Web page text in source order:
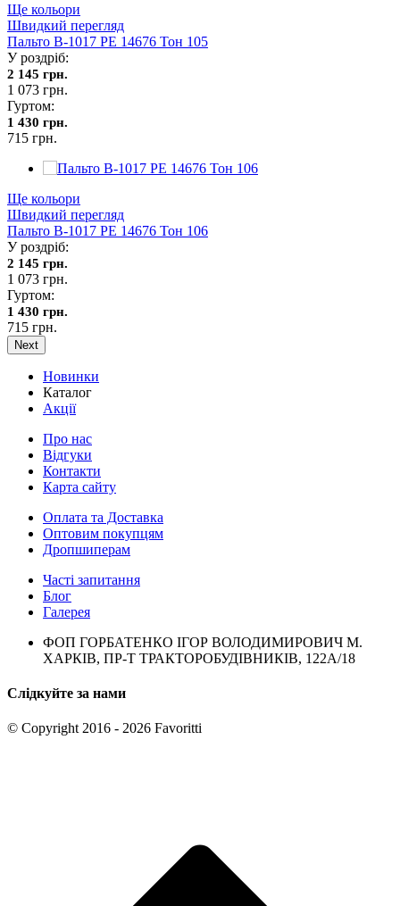
Ще кольори
Швидкий перегляд
Пальто В-1017 PE 14676 Тон 105
У роздріб:
2 145 грн.
1 073 грн.
Гуртом:
1 430 грн.
715 грн.
Ще кольори
Швидкий перегляд
Пальто В-1017 PE 14676 Тон 106
У роздріб:
2 145 грн.
1 073 грн.
Гуртом:
1 430 грн.
715 грн.
Next
Новинки
Каталог
Акції
Про нас
Відгуки
Контакти
Карта сайту
Оплата та Доставка
Оптовим покупцям
Дропшиперам
Часті запитання
Блог
Галерея
ФОП ГОРБАТЕНКО ІГОР ВОЛОДИМИРОВИЧ М.
ХАРКІВ, ПР-Т ТРАКТОРОБУДІВНИКІВ, 122А/18
Слідкуйте за нами
© Copyright 2016 - 2026 Favoritti